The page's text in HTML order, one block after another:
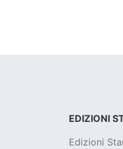
EDIZIONI
Edizioni